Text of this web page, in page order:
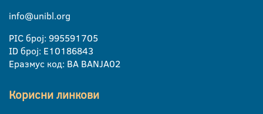
info@unibl.org
PIC број: 995591705
ID број: E10186843
Еразмус код: BA BANJA02
Корисни линкови